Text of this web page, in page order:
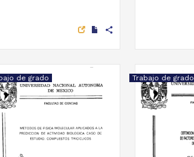
share
de grado Trabajo de grado